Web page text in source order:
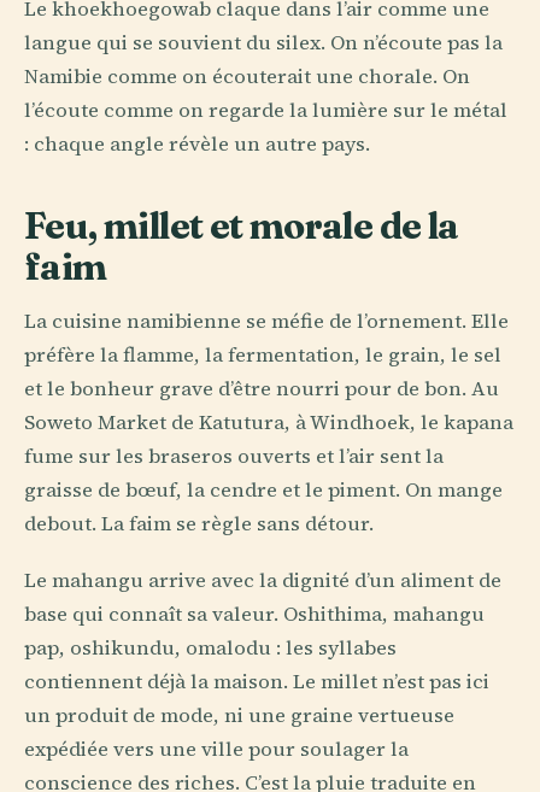
Le khoekhoegowab claque dans l’air comme une
langue qui se souvient du silex. On n’écoute pas la
Namibie comme on écouterait une chorale. On
l’écoute comme on regarde la lumière sur le métal
: chaque angle révèle un autre pays.
Feu, millet et morale de la
faim
La cuisine namibienne se méfie de l’ornement. Elle
préfère la flamme, la fermentation, le grain, le sel
et le bonheur grave d’être nourri pour de bon. Au
Soweto Market de Katutura, à Windhoek, le kapana
fume sur les braseros ouverts et l’air sent la
graisse de bœuf, la cendre et le piment. On mange
debout. La faim se règle sans détour.
Le mahangu arrive avec la dignité d’un aliment de
base qui connaît sa valeur. Oshithima, mahangu
pap, oshikundu, omalodu : les syllabes
contiennent déjà la maison. Le millet n’est pas ici
un produit de mode, ni une graine vertueuse
expédiée vers une ville pour soulager la
conscience des riches. C’est la pluie traduite en